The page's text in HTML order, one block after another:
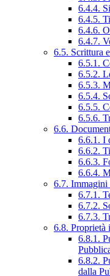
6.4.4.
6.4.5.
6.4.6.
6.4.7.
6.5. Scrittura
6.5.1.
6.5.2.
6.5.3.
6.5.4.
6.5.5.
6.5.6.
6.6.
6.6.1. I
6.6.2.
6.6.3.
6.6.4.
6.7. Immagini
6.7.1.
6.7.2.
6.7.3.
6.8. Proprietà
6.8.1.
6.8.2.
dalla